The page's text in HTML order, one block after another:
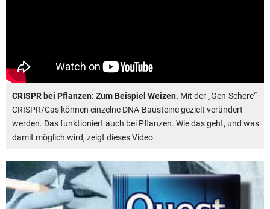
CRISPR bei Pflanzen: Zum Beispiel Weizen. Mit der „Gen-Schere“
CRISPR/Cas können einzelne DNA-Bausteine gezielt verändert
werden. Das funktioniert auch bei Pflanzen. Wie das geht, und was
damit möglich wird, zeigt dieses Video.